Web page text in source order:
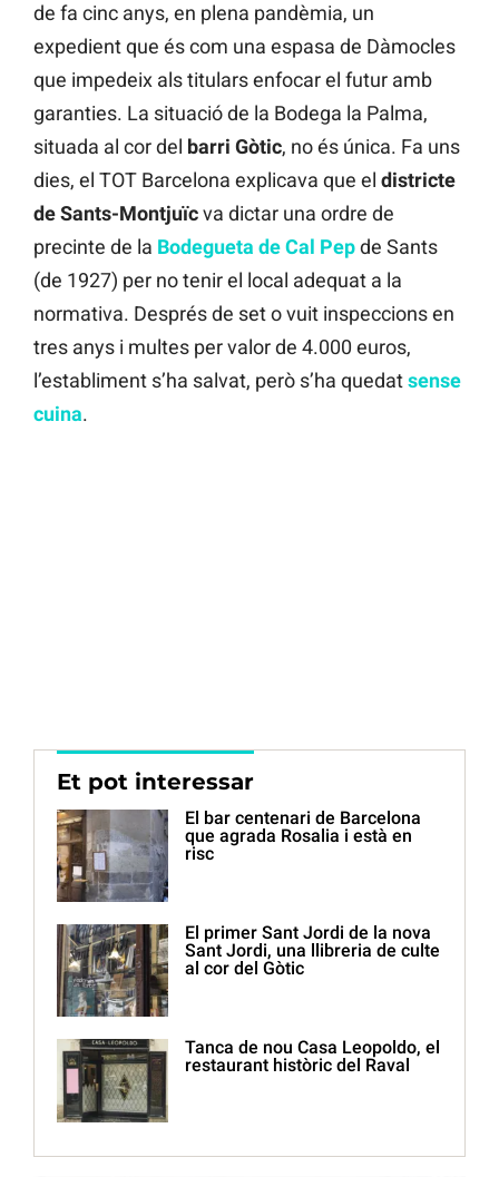
de fa cinc anys, en plena pandèmia, un
expedient que és com una espasa de Dàmocles
que impedeix als titulars enfocar el futur amb
garanties. La situació de la Bodega la Palma,
situada al cor del barri Gòtic, no és única. Fa uns
dies, el TOT Barcelona explicava que el districte
de Sants-Montjuïcva dictar una ordre de
precinte de la Bodegueta de Cal Pepde Sants
(de 1927) per no tenir el local adequat a la
normativa. Després de set o vuit inspeccions en
tres anys i multes per valor de 4.000 euros,
l’establiment s’ha salvat, però s’ha quedatsense
cuina.
Et pot interessar
El bar centenari de Barcelona
que agrada Rosalia i està en
risc
El primer Sant Jordi de la nova
Sant Jordi, una llibreria de culte
al cor del Gòtic
Tanca de nou Casa Leopoldo, el
restaurant històric del Raval